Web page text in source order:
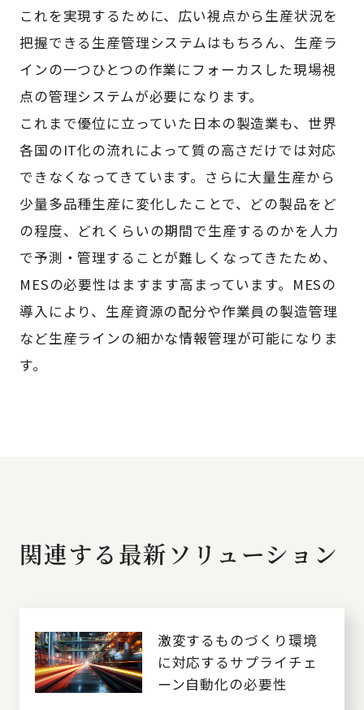
これを実現するために、広い視点から生産状況を
把握できる生産管理システムはもちろん、生産ラ
インの一つひとつの作業にフォーカスした現場視
点の管理システムが必要になります。
これまで優位に立っていた日本の製造業も、世界
各国のIT化の流れによって質の高さだけでは対応
できなくなってきています。さらに大量生産から
少量多品種生産に変化したことで、どの製品をど
の程度、どれくらいの期間で生産するのかを人力
で予測・管理することが難しくなってきたため、
MESの必要性はますます高まっています。MESの
導入により、生産資源の配分や作業員の製造管理
など生産ラインの細かな情報管理が可能になりま
す。
関連する最新ソリューション
激変するものづくり環境
に対応するサプライチェ
ーン自動化の必要性